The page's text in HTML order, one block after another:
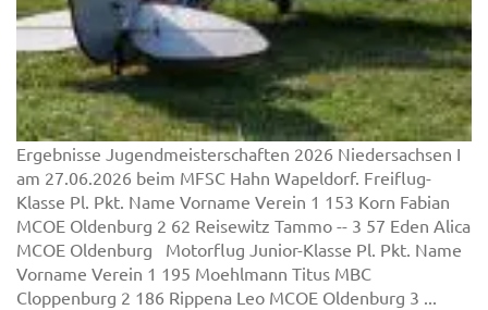
Ergebnisse Jugendmeisterschaften 2026 Niedersachsen I
am 27.06.2026 beim MFSC Hahn Wapeldorf. Freiflug-
Klasse Pl. Pkt. Name Vorname Verein 1 153 Korn Fabian
MCOE Oldenburg 2 62 Reisewitz Tammo -- 3 57 Eden Alica
MCOE Oldenburg Motorflug Junior-Klasse Pl. Pkt. Name
Vorname Verein 1 195 Moehlmann Titus MBC
Cloppenburg 2 186 Rippena Leo MCOE Oldenburg 3 ...